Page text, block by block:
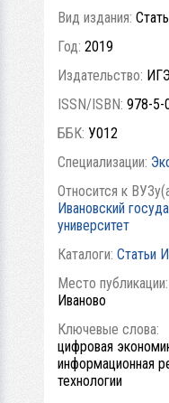
Вид издания:
Год: 2019
Издательство:
ISSN/ISBN: 978-5-
ББК: У012
Специализации:
Относится к
Ивановский
университет
Каталоги: Статьи
Место публикации:
Иваново
Ключевые слова:
цифровая
информационная
технологии